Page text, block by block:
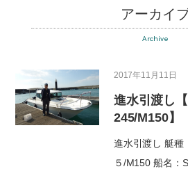
ごあいさつ
中古艇情報
アーカイ
Archive
2017年11月11日
進水引渡し
245/M150】
進水引渡し 艇種
５/M150 船名：